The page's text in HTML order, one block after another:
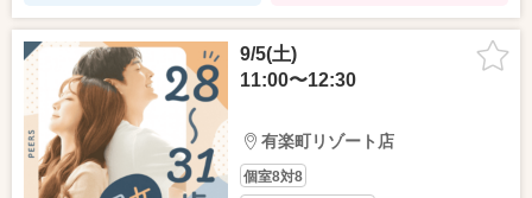
9/5(土)
11:00〜12:30
有楽町リゾート店
個室8対8